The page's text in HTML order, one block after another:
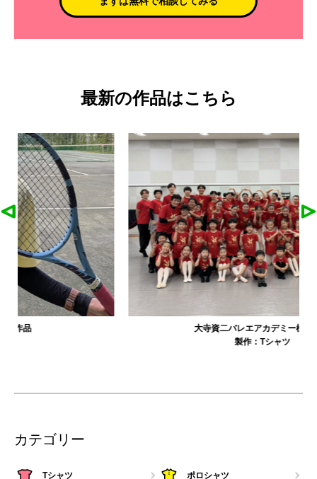
最新の作品はこちら
大寺資二バレエアカデミー様の作品
カテゴリー
Tシャツ ポロシャツ